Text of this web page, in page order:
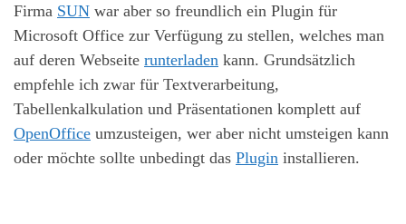
Firma SUN war aber so freundlich ein Plugin für
Microsoft Office zur Verfügung zu stellen, welches man
auf deren Webseite runterladen kann. Grundsätzlich
empfehle ich zwar für Textverarbeitung,
Tabellenkalkulation und Präsentationen komplett auf
OpenOffice umzusteigen, wer aber nicht umsteigen kann
oder möchte sollte unbedingt das Plugin installieren.